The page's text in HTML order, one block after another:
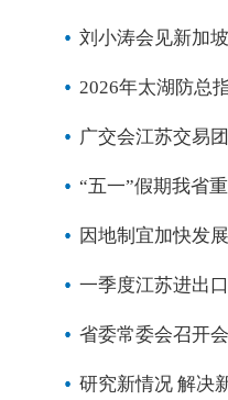
刘小涛会见新加
2026年太湖防总
广交会江苏交易
“五一”假期我省
因地制宜加快发
一季度江苏进出
省委常委会召开
研究新情况 解决